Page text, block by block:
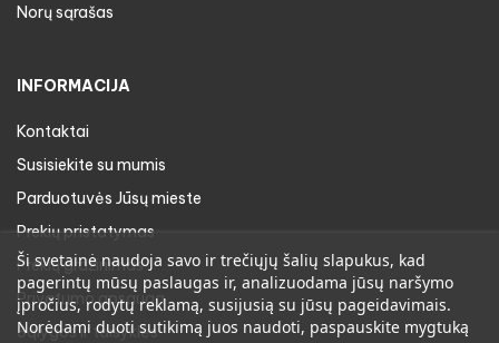
Norų sąrašas
INFORMACIJA
Kontaktai
Susisiekite su mumis
Parduotuvės Jūsų mieste
Prekių pristatymas
Prekių gražinimas
Privatumo apsauga
Sąlygos ir taisyklės
Ši svetainė naudoja savo ir trečiųjų šalių slapukus, kad
pagerintų mūsų paslaugas ir, analizuodama jūsų naršymo
įpročius, rodytų reklamą, susijusią su jūsų pageidavimais.
Norėdami duoti sutikimą juos naudoti, paspauskite mygtuką